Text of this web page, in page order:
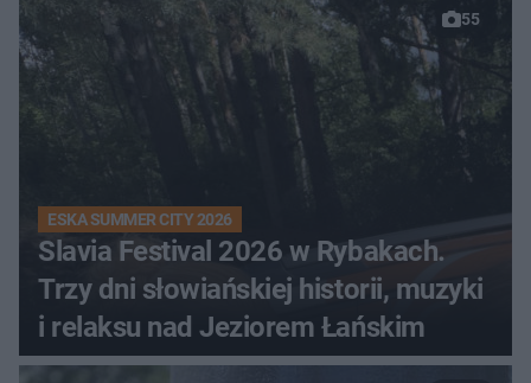
55
ESKA SUMMER CITY 2026
Slavia Festival 2026 w Rybakach.
Trzy dni słowiańskiej historii, muzyki
i relaksu nad Jeziorem Łańskim